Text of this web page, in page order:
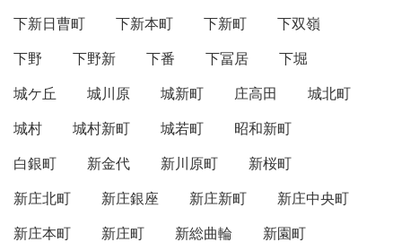
下新日曹町
下新本町 下新町
下双嶺
下野
下野新 下番 下冨居
下堀
城ケ丘
城川原 城新町 庄高田
城北町
城村
城村新町 城若町
昭和新町
白銀町
新金代 新川原町
新桜町
新庄北町
新庄銀座 新庄新町
新庄中央町
新庄本町
新庄町 新総曲輪
新園町